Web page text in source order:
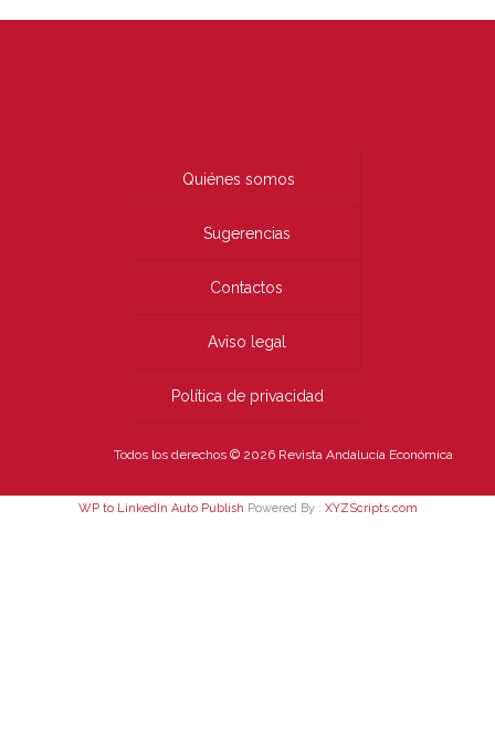
Quiénes somos
Sugerencias
Contactos
Aviso legal
Política de privacidad
Todos los derechos © 2026 Revista Andalucía Económica
WP to LinkedIn Auto Publish Powered By : XYZScripts.com